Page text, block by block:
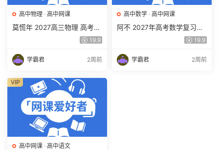
高中物理 · 高中网课
莫慌年 2027高三物理 高考物
19.9
学霸君 2周前
高中数学 · 高中网课
阿不 2027年高考数学复习网
课教程 高三数学 一轮复习视
19.9
学霸君 2周前
高中网课 · 高中语文
VIP